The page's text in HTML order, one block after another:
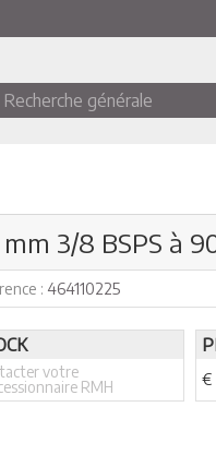
Recherche générale
3/8 BSPS à
: 464110225
votre
RMH
€